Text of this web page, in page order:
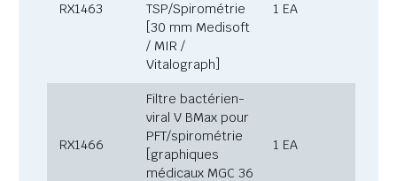
RX1463
TSP/Spirométrie
[30 mm Medisoft
/ MIR /
Vitalograph]
1 EA
RX1466
Filtre bactérien-
viral V BMax pour
PFT/spirométrie
[graphiques
médicaux MGC 36
1 EA